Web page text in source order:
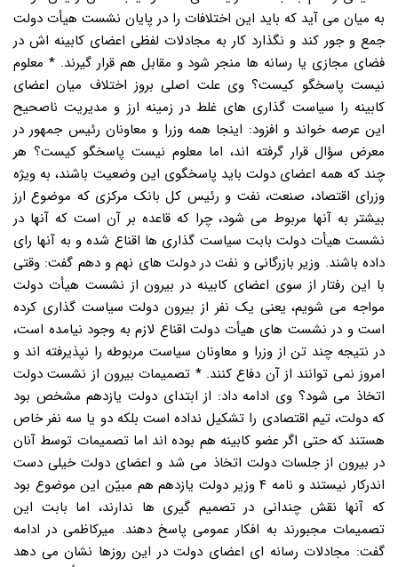
به میان می آید که باید این اختلافات را در پایان نشست هیأت دولت
جمع و جور کند و نگذارد کار به مجادلات لفظی اعضای کابینه اش در
فضای مجازی یا رسانه ها منجر شود و مقابل هم قرار گیرند. * معلوم
نیست پاسخگو کیست؟ وی علت اصلی بروز اختلاف میان اعضای
کابینه را سیاست گذاری های غلط در زمینه ارز و مدیریت ناصحیح
این عرصه خواند و افزود: اینجا همه وزرا و معاونان رئیس جمهور در
معرض سؤال قرار گرفته اند، اما معلوم نیست پاسخگو کیست؟ هر
چند که همه اعضای دولت باید پاسخگوی این وضعیت باشند، به ویژه
وزرای اقتصاد، صنعت، نفت و رئیس کل بانک مرکزی که موضوع ارز
بیشتر به آنها مربوط می شود، چرا که قاعده بر آن است که آنها در
نشست هیأت دولت بابت سیاست گذاری ها اقناع شده و به آنها رای
داده باشند. وزیر بازرگانی و نفت در دولت های نهم و دهم گفت: وقتی
با این رفتار از سوی اعضای کابینه در بیرون از نشست هیأت دولت
مواجه می شویم، یعنی یک نفر از بیرون دولت سیاست گذاری کرده
است و در نشست های هیأت دولت اقناع لازم به وجود نیامده است،
در نتیجه چند تن از وزرا و معاونان سیاست مربوطه را نپذیرفته اند و
امروز نمی توانند از آن دفاع کنند. * تصمیمات بیرون از نشست دولت
اتخاذ می شود؟ وی ادامه داد: از ابتدای دولت یازدهم مشخص بود
که دولت، تیم اقتصادی را تشکیل نداده است بلکه دو یا سه نفر خاص
هستند که حتی اگر عضو کابینه هم بوده اند اما تصمیمات توسط آنان
در بیرون از جلسات دولت اتخاذ می شد و اعضای دولت خیلی دست
اندرکار نیستند و نامه ۴ وزیر دولت یازدهم هم مبیّن این موضوع بود
که آنها نقش چندانی در تصمیم گیری ها ندارند، اما بابت این
تصمیمات مجبورند به افکار عمومی پاسخ دهند. میرکاظمی در ادامه
گفت: مجادلات رسانه ای اعضای دولت در این روزها نشان می دهد